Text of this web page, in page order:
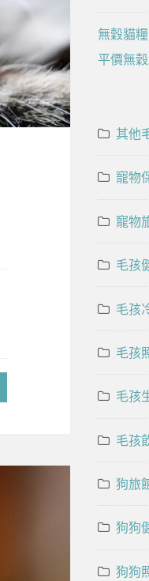
無穀貓
平價無
其他
寵物
寵物
毛孩
毛孩
毛孩
毛孩
毛孩
狗旅
狗狗
狗狗